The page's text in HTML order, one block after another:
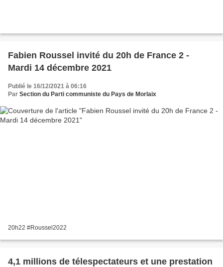
Fabien Roussel invité du 20h de France 2 -
Mardi 14 décembre 2021
Publié le 16/12/2021 à 06:16
Par Section du Parti communiste du Pays de Morlaix
20h22 #Roussel2022
4,1 millions de télespectateurs et une prestation